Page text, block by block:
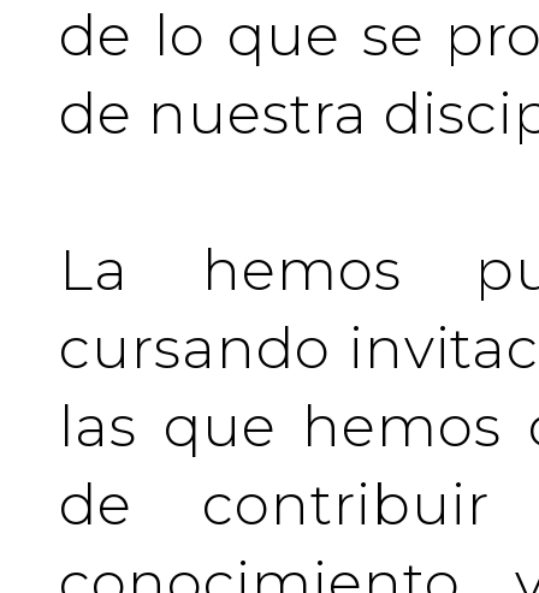
de lo que se
de nuestra
La hemos
cursando
las que hemos
de contribuir